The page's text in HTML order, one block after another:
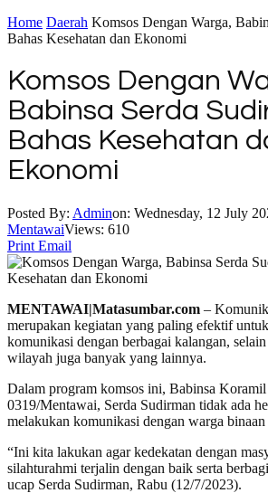
Home Daerah Komsos Dengan Warga,
Bahas Kesehatan dan Ekonomi
Komsos Dengan
Babinsa Serda
Bahas Kesehatan
Ekonomi
Posted By: Adminon: Wednesday, 12 July
MentawaiViews: 610
Print Email
MENTAWAI|Matasumbar.com –
merupakan kegiatan yang paling efektif
komunikasi dengan berbagai kalangan,
wilayah juga banyak yang lainnya.
Dalam program komsos ini, Babinsa
0319/Mentawai, Serda Sudirman tidak ada
melakukan komunikasi dengan warga binaan
“Ini kita lakukan agar kedekatan dengan
silahturahmi terjalin dengan baik serta
ucap Serda Sudirman, Rabu (12/7/2023).